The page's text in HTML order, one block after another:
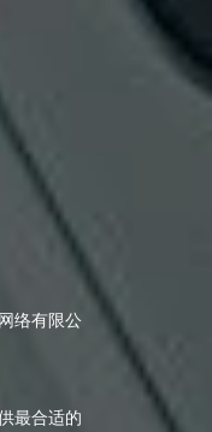
络有限公
最合适的